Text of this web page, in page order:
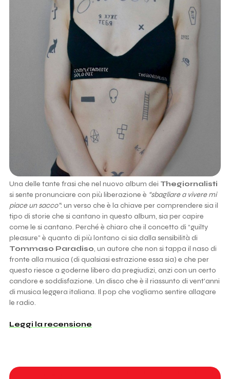
Una delle tante frasi che nel nuovo album dei Thegiornalisti
si sente pronunciare con più liberazione è “sbagliare a vivere mi
piace un sacco”: un verso che è la chiave per comprendere sia il
tipo di storie che si cantano in questo album, sia per capire
come le si cantano. Perché è chiaro che il concetto di “guilty
pleasure” è quanto di più lontano ci sia dalla sensibilità di
Tommaso Paradiso, un autore che non si tappa il naso di
fronte alla musica (di qualsiasi estrazione essa sia) e che per
questo riesce a goderne libero da pregiudizi, anzi con un certo
candore e soddisfazione. Un disco che è il riassunto di vent'anni
di musica leggera italiana. Il pop che vogliamo sentire allagare
le radio.
Leggi la recensione